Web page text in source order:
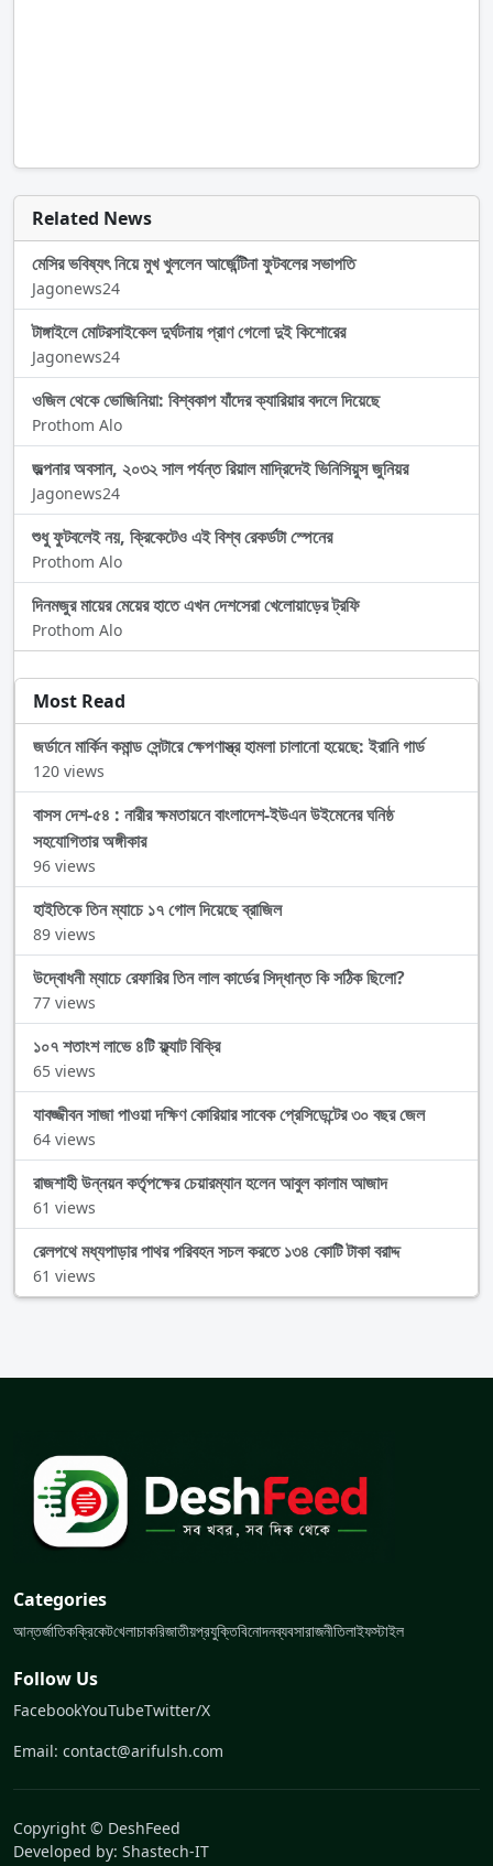
Related News
মেসির ভবিষ্যৎ নিয়ে মুখ খুললেন আর্জেন্টিনা ফুটবলের সভাপতি
Jagonews24
টাঙ্গাইলে মোটরসাইকেল দুর্ঘটনায় প্রাণ গেলো দুই কিশোরের
Jagonews24
ওজিল থেকে ভোজিনিয়া: বিশ্বকাপ যাঁদের ক্যারিয়ার বদলে দিয়েছে
Prothom Alo
জল্পনার অবসান, ২০৩২ সাল পর্যন্ত রিয়াল মাদ্রিদেই ভিনিসিয়ুস জুনিয়র
Jagonews24
শুধু ফুটবলেই নয়, ক্রিকেটেও এই বিশ্ব রেকর্ডটা স্পেনের
Prothom Alo
দিনমজুর মায়ের মেয়ের হাতে এখন দেশসেরা খেলোয়াড়ের ট্রফি
Prothom Alo
Most Read
জর্ডানে মার্কিন কমান্ড সেন্টারে ক্ষেপণাস্ত্র হামলা চালানো হয়েছে: ইরানি গার্ড
120 views
বাসস দেশ-৫৪ : নারীর ক্ষমতায়নে বাংলাদেশ-ইউএন উইমেনের ঘনিষ্ঠ
সহযোগিতার অঙ্গীকার
96 views
হাইতিকে তিন ম্যাচে ১৭ গোল দিয়েছে ব্রাজিল
89 views
উদ্বোধনী ম্যাচে রেফারির তিন লাল কার্ডের সিদ্ধান্ত কি সঠিক ছিলো?
77 views
১০৭ শতাংশ লাভে ৪টি ফ্ল্যাট বিক্রি
65 views
যাবজ্জীবন সাজা পাওয়া দক্ষিণ কোরিয়ার সাবেক প্রেসিডেন্টের ৩০ বছর জেল
64 views
রাজশাহী উন্নয়ন কর্তৃপক্ষের চেয়ারম্যান হলেন আবুল কালাম আজাদ
61 views
রেলপথে মধ্যপাড়ার পাথর পরিবহন সচল করতে ১৩৪ কোটি টাকা বরাদ্দ
61 views
Categories
আন্তর্জাতিকক্রিকেটখেলাচাকরিজাতীয়প্রযুক্তিবিনোদনব্যবসারাজনীতিলাইফস্টাইল
Follow Us
FacebookYouTubeTwitter/X
Email: contact@arifulsh.com
Copyright © DeshFeed
Developed by: Shastech-IT